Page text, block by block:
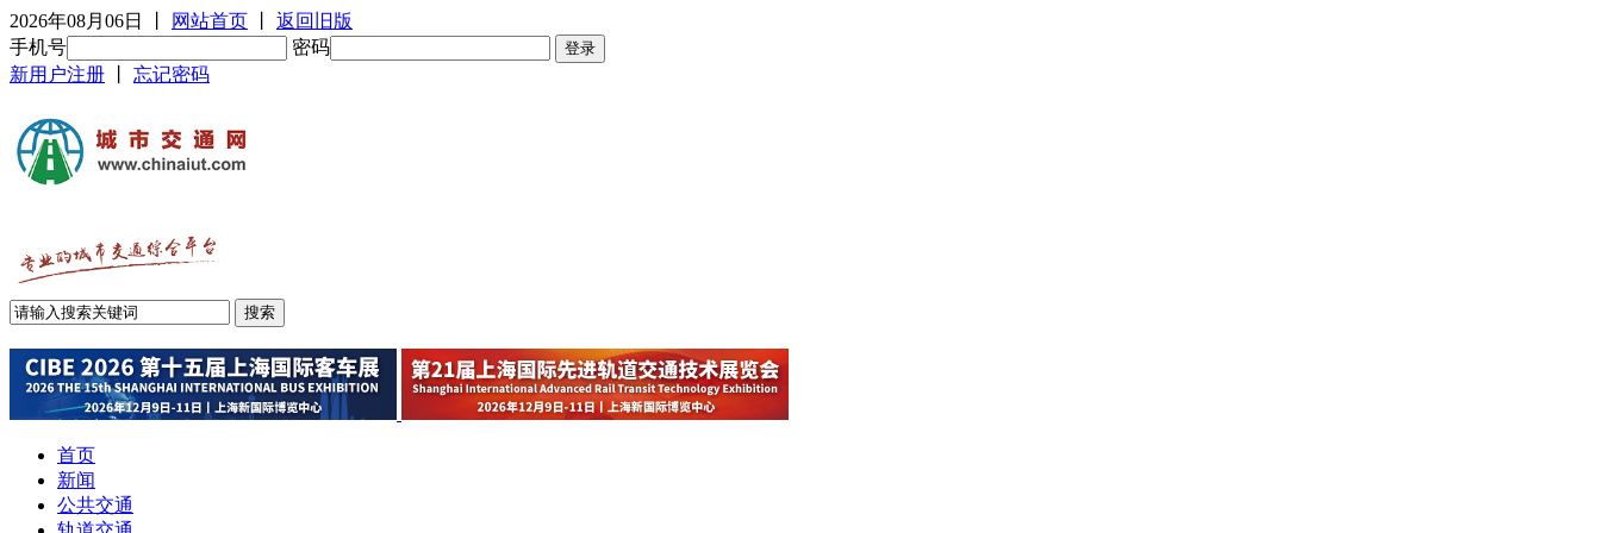
2026年08月06日 网站首页
返回旧版
手机号
密码
新用户注册
忘记密码
首页
新闻
公共交通